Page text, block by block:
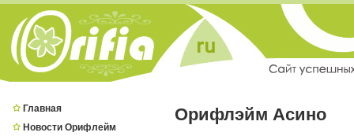
Главная
Новости Орифлейм
Орифлэйм Асино